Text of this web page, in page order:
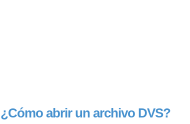
¿Cómo abrir un archivo DVS?